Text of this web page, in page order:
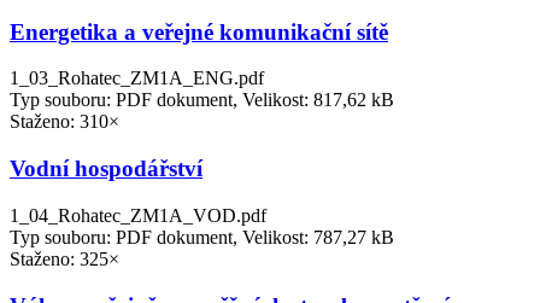
Energetika a veřejné komunikační sítě
1_03_Rohatec_ZM1A_ENG.pdf
Typ souboru: PDF dokument, Velikost: 817,62 kB
Staženo: 310×
Vodní hospodářství
1_04_Rohatec_ZM1A_VOD.pdf
Typ souboru: PDF dokument, Velikost: 787,27 kB
Staženo: 325×